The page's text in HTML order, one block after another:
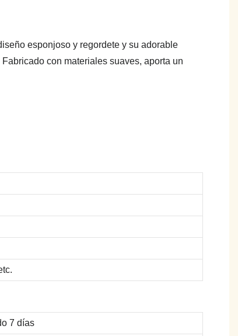
esponjoso y regordete y su adorable
con materiales suaves, aporta un
7 días